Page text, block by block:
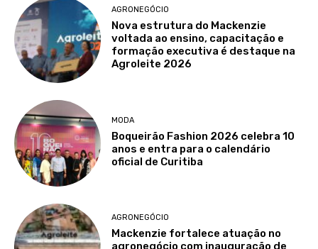
AGRONEGÓCIO
Nova estrutura do Mackenzie
voltada ao ensino, capacitação e
formação executiva é destaque na
Agroleite 2026
MODA
Boqueirão Fashion 2026 celebra 10
anos e entra para o calendário
oficial de Curitiba
AGRONEGÓCIO
Mackenzie fortalece atuação no
agronegócio com inauguração de